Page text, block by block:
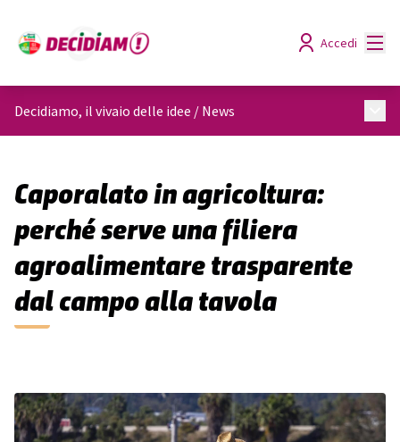
Accedi
Decidiamo, il vivaio delle idee / News
Caporalato in agricoltura:
perché serve una filiera
agroalimentare trasparente
dal campo alla tavola